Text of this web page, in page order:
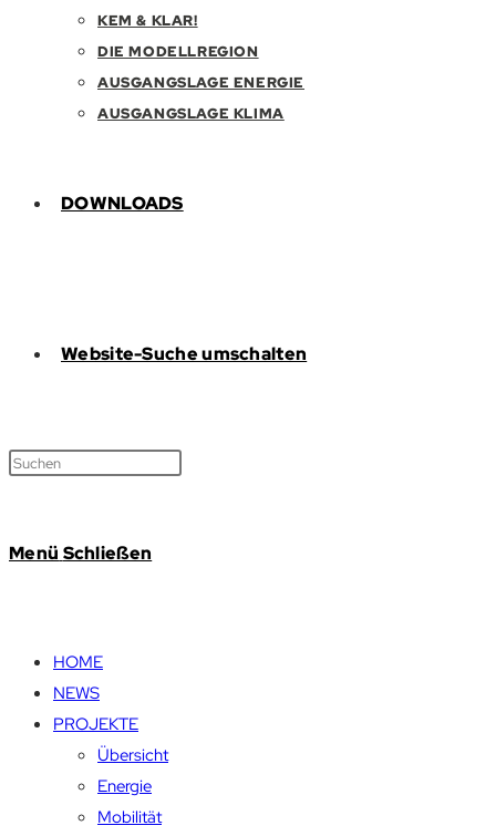
KEM & KLAR!
DIE MODELLREGION
AUSGANGSLAGE ENERGIE
AUSGANGSLAGE KLIMA
DOWNLOADS
Website-Suche umschalten
Menü Schließen
HOME
NEWS
PROJEKTE
Übersicht
Energie
Mobilität